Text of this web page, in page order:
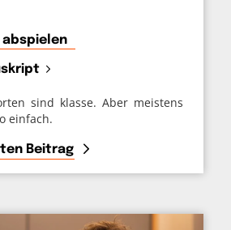
sind klasse. Aber meistens
einfach.
Beitrag